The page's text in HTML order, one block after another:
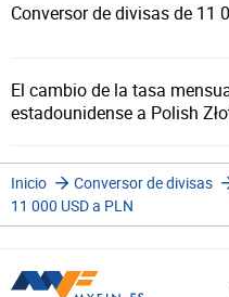
Conversor de divisas de 11
El cambio de la tasa
estadounidense a Polish
Inicio Conversor de divisas
11 000 USD a PLN